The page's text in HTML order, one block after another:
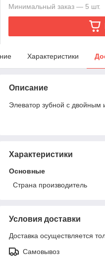
Минимальный заказ — 5 шт.
Характеристики
Описание
Элеватор зубной с
Характеристики
Основные
Страна производитель
Условия доставки
Доставка осуществляется
Самовывоз